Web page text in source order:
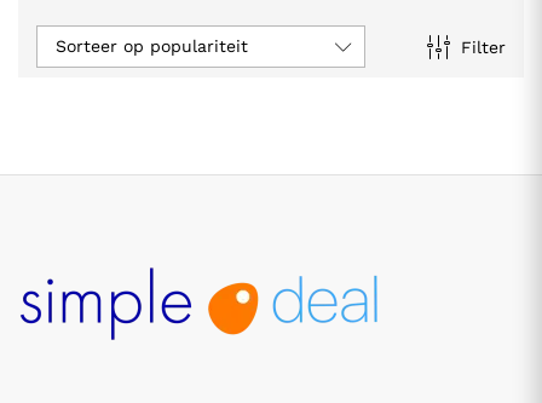
Filter
Sorteer op populariteit